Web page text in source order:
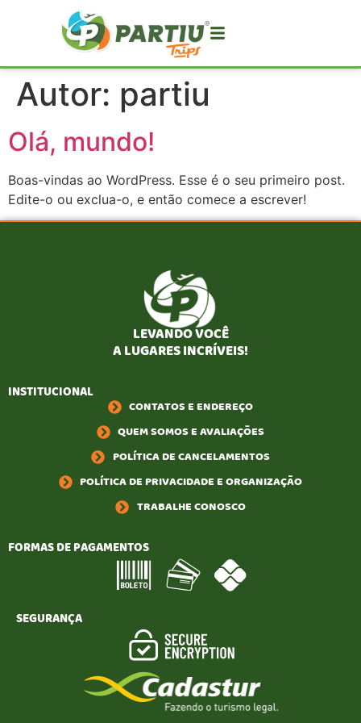
Autor: partiu
Olá, mundo!
Boas-vindas ao WordPress. Esse é o seu primeiro post.
Edite-o ou exclua-o, e então comece a escrever!
LEVANDO VOCÊ
A LUGARES INCRÍVEIS!
INSTITUCIONAL
CONTATOS E ENDEREÇO
QUEM SOMOS E AVALIAÇÕES
POLÍTICA DE CANCELAMENTOS
POLÍTICA DE PRIVACIDADE E ORGANIZAÇÃO
TRABALHE CONOSCO
FORMAS DE PAGAMENTOS
SEGURANÇA